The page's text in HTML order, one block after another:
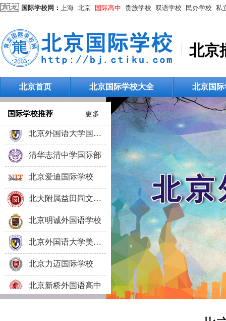
国际学校网 ： 上海 北京 国际高中 贵族学校 双语学校 民办学校 私
北京
北京首页 北京国际学校大全 北京国
国际学校推荐 更多..
北京力迈国际学校
北京新桥外国语高中
橘郡美国高中（北京校区）
清华志清中学国际部
北京爱迪国际学校
北京明诚外国语学校
北京力迈国际学校
北京新桥外国语高中